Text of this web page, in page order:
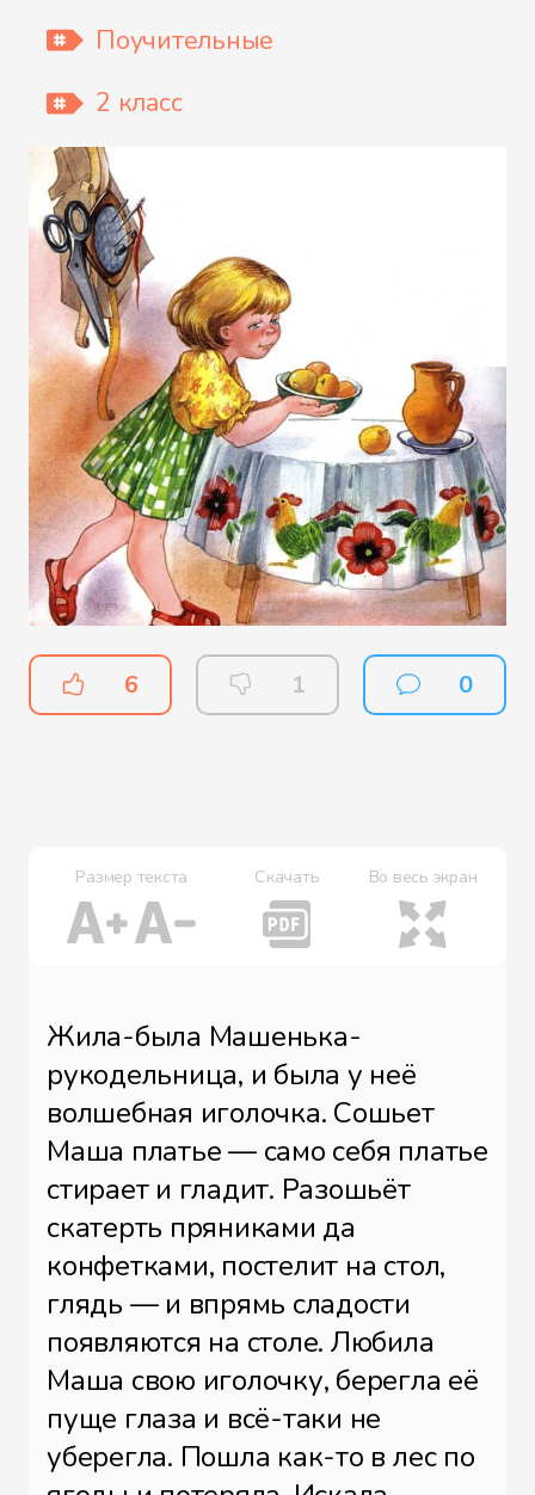
Поучительные
2 класс
6 1 0
Размер текста Скачать Во весь экран
Жила-была Машенька-
рукодельница, и была у неё
волшебная иголочка. Сошьет
Маша платье — само себя платье
стирает и гладит. Разошьёт
скатерть пряниками да
конфетками, постелит на стол,
глядь — и впрямь сладости
появляются на столе. Любила
Маша свою иголочку, берегла её
пуще глаза и всё-таки не
уберегла. Пошла как-то в лес по